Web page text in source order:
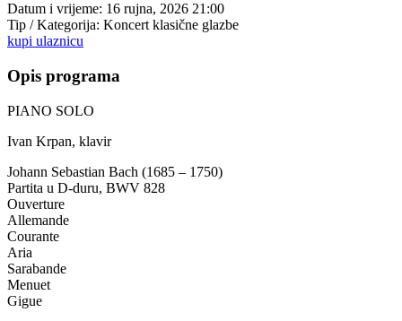
Datum i vrijeme: 16 rujna, 2026 21:00
Tip / Kategorija: Koncert klasične glazbe
kupi ulaznicu
Opis programa
PIANO SOLO
Ivan Krpan, klavir
Johann Sebastian Bach (1685 – 1750)
Partita u D-duru, BWV 828
Ouverture
Allemande
Courante
Aria
Sarabande
Menuet
Gigue